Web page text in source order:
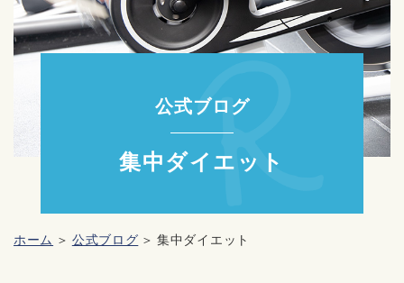
公式ブログ
集中ダイエット
ホーム 公式ブログ 集中ダイエット